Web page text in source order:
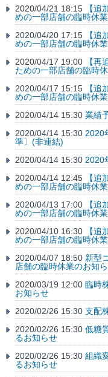
2020/04/21 18:15
【
めの一部店舗の臨時休
2020/04/20 17:15
【
めの一部店舗の臨時休
2020/04/17 19:00
【
ための一部店舗の臨時
2020/04/17 15:15
【
めの一部店舗の臨時休
2020/04/14 15:30 業績
2020/04/14 15:30 2020
準〕(非連結)
2020/04/14 15:30 2020
2020/04/14 12:45
【
めの一部店舗の臨時休
2020/04/13 17:00
【
めの一部店舗の臨時休
2020/04/10 16:30
【
めの一部店舗の臨時休
2020/04/07 18:50 新型
店舗の臨時休業のお知
2020/03/19 12:00 臨時
お知らせ
2020/02/26 15:30 支配
2020/02/26 15:30 低糖
るお知らせ
2020/02/26 15:30 組織
るお知らせ